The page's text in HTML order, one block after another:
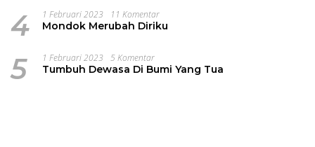
4 1 Februari 2023 11 Komentar
Mondok Merubah Diriku
5 1 Februari 2023 5 Komentar
Tumbuh Dewasa Di Bumi Yang Tua